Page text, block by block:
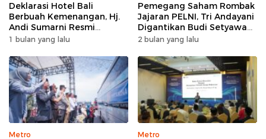
Deklarasi Hotel Bali
Berbuah Kemenangan, Hj.
Andi Sumarni Resmi
Nahkodai DPW FK PKBM
1 bulan yang lalu
Pemegang Saham Rombak
Jajaran PELNI, Tri Andayani
Digantikan Budi Setyawan
Wijaya sebagai Dirut
2 bulan yang lalu
Metro Metro